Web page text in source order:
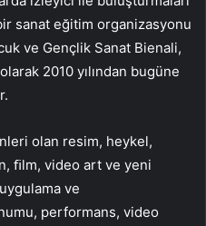
sanat eğitim organizasyonu
ve Gençlik Sanat Bienali,
2010 yılından bugüne
olan resim, heykel,
ﬁlm, video art ve yeni
ve
performans, video